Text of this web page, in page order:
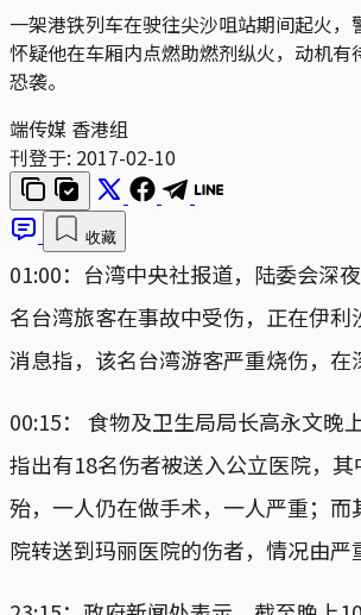
一架港铁列车在驶往尖沙咀站期间起火，
怀疑他在车厢内点燃助燃剂纵火，动机有
恐袭。
端传媒 香港组
刊登于: 2017-02-10
收藏
01:00：台湾中央社报道，陆委会深
名台湾旅客在事故中受伤，正在伊利
消息指，该名台湾游客严重烧伤，在
00:15： 食物及卫生局局长高永文晚
指出有18名伤者被送入公立医院，
殆，一人仍在做手术，一人严重；而
院转送到玛丽医院的伤者，情况由严